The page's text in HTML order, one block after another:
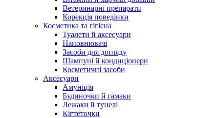
Ветеринарні препарати
Корекція поведінки
Косметика та гігієна
Туалети й аксесуари
Наповнювачі
Засоби для догляду
Шампуні й кондиціонери
Косметичні засоби
Аксесуари
Амуніція
Будиночки й гамаки
Лежаки й тунелі
Кігтеточки